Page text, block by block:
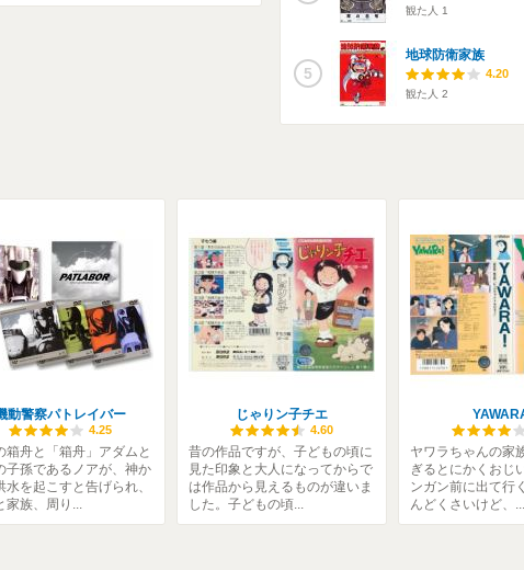
観た人 1
5
地球防衛家族
4.20
観た人 2
動警察パトレイバー
4.25
箱舟と「箱舟」アダムと
子孫であるノアが、神か
水を起こすと告げられ、
家族、周り...
じゃりン子チエ
4.60
昔の作品ですが、子どもの頃に
見た印象と大人になってからで
は作品から見えるものが違いま
した。子どもの頃...
ヤワラちゃんの家
ぎるとにかくおじ
ンガン前に出て行
んどくさいけど、...